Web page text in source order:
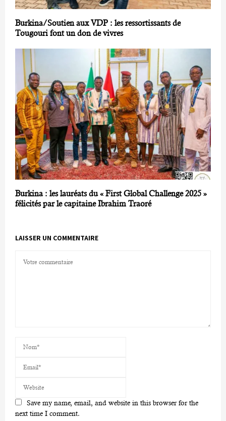
Burkina/Soutien aux VDP : les ressortissants de
Tougouri font un don de vivres
Burkina : les lauréats du « First Global Challenge 2025 »
félicités par le capitaine Ibrahim Traoré
LAISSER UN COMMENTAIRE
Save my name, email, and website in this browser for the
next time I comment.